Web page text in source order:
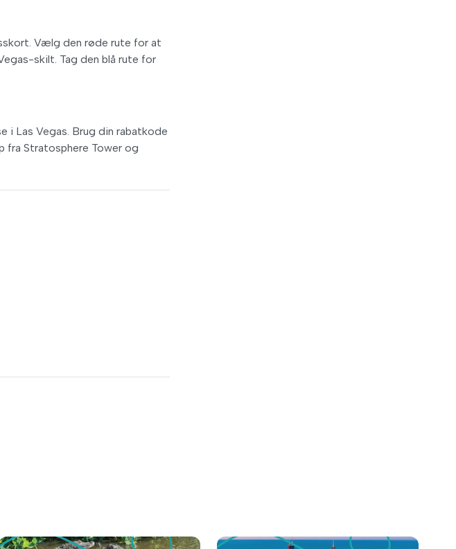
Vælg den røde rute for at
skilt. Tag den blå rute for
i Las Vegas. Brug din rabatkode
fra Stratosphere Tower og